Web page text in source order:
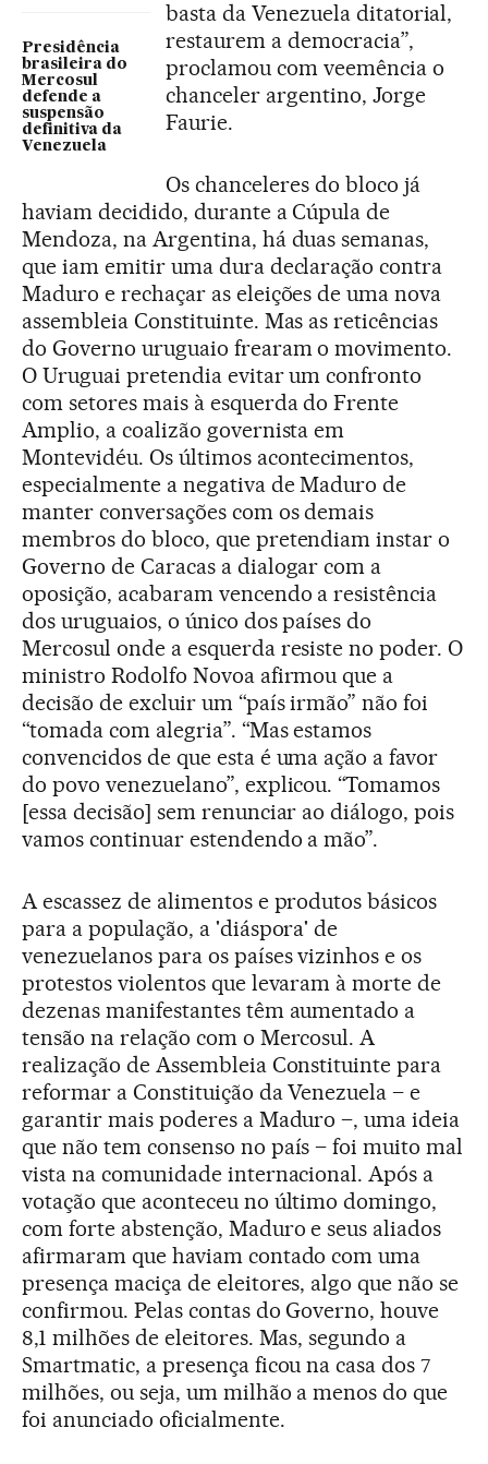
Presidência
brasileira do
Mercosul
defende a
suspensão
definitiva da
Venezuela
basta da Venezuela ditatorial,
restaurem a democracia”,
proclamou com veemência o
chanceler argentino, Jorge
Faurie.
Os chanceleres do bloco já
haviam decidido, durante a Cúpula de
Mendoza, na Argentina, há duas semanas,
que iam emitir uma dura declaração contra
Maduro e rechaçar as eleições de uma nova
assembleia Constituinte. Mas as reticências
do Governo uruguaio frearam o movimento.
O Uruguai pretendia evitar um confronto
com setores mais à esquerda do Frente
Amplio, a coalizão governista em
Montevidéu. Os últimos acontecimentos,
especialmente a negativa de Maduro de
manter conversações com os demais
membros do bloco, que pretendiam instar o
Governo de Caracas a dialogar com a
oposição, acabaram vencendo a resistência
dos uruguaios, o único dos países do
Mercosul onde a esquerda resiste no poder. O
ministro Rodolfo Novoa afirmou que a
decisão de excluir um “país irmão” não foi
“tomada com alegria”. “Mas estamos
convencidos de que esta é uma ação a favor
do povo venezuelano”, explicou. “Tomamos
[essa decisão] sem renunciar ao diálogo, pois
vamos continuar estendendo a mão”.
A escassez de alimentos e produtos básicos
para a população, a 'diáspora' de
venezuelanos para os países vizinhos e os
protestos violentos que levaram à morte de
dezenas manifestantes têm aumentado a
tensão na relação com o Mercosul. A
realização de Assembleia Constituinte para
reformar a Constituição da Venezuela – e
garantir mais poderes a Maduro –, uma ideia
que não tem consenso no país – foi muito mal
vista na comunidade internacional. Após a
votação que aconteceu no último domingo,
com forte abstenção, Maduro e seus aliados
afirmaram que haviam contado com uma
presença maciça de eleitores, algo que não se
confirmou. Pelas contas do Governo, houve
8,1 milhões de eleitores. Mas, segundo a
Smartmatic, a presença ficou na casa dos 7
milhões, ou seja, um milhão a menos do que
foi anunciado oficialmente.